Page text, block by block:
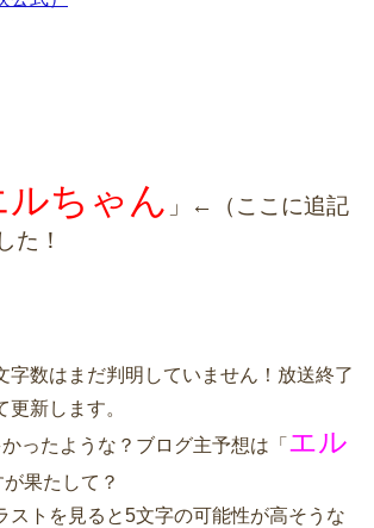
ルちゃん 」←（ここに追記
た！
数はまだ判明していません！放送終了
新します。
ったような？ブログ主予想は「 エル
が果たして？
ストを見ると5文字の可能性が高そうな